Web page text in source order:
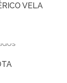
VELA